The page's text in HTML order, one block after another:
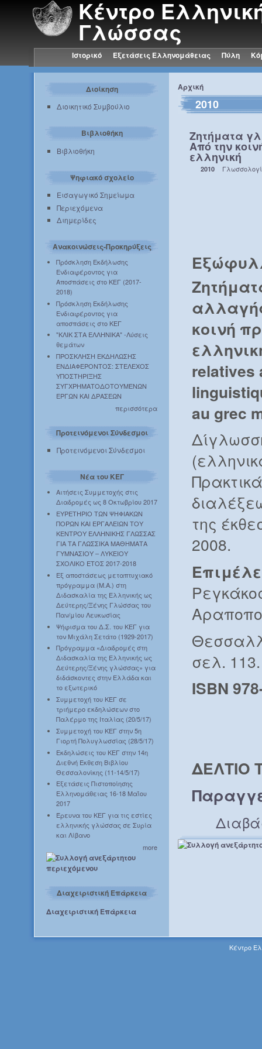
Κέντρο
Γλώσσας
Ιστορικό Εξετάσεις Ελληνομάθειας Πύλη
Διοίκηση
Διοικητικό Συμβούλιο
Βιβλιοθήκη
Βιβλιοθήκη
Ψηφιακό σχολείο
Εισαγωγικό Σημείωμα
Περιεχόμενα
Διημερίδες
Ανακοινώσεις-Προκηρύξεις
Πρόσκληση Εκδήλωσης
Ενδιαφέροντος για
Αποσπάσεις στο ΚΕΓ (2017-
2018)
Πρόσκληση Εκδήλωσης
Ενδιαφέροντος για
αποσπάσεις στο ΚΕΓ
"ΚΛΙΚ ΣΤΑ ΕΛΛΗΝΙΚΑ" -Λύσεις
θεμάτων
ΠΡΟΣΚΛΗΣΗ ΕΚΔΗΛΩΣΗΣ
ΕΝΔΙΑΦΕΡΟΝΤΟΣ: ΣΤΕΛΕΧΟΣ
ΥΠΟΣΤΗΡΙΞΗΣ
ΣΥΓΧΡΗΜΑΤΟΔΟΤΟΥΜΕΝΩΝ
ΕΡΓΩΝ ΚΑΙ ΔΡΑΣΕΩΝ
περισσότερα
Προτεινόμενοι Σύνδεσμοι
Προτεινόμενοι Σύνδεσμοι
Νέα του ΚΕΓ
Αιτήσεις Συμμετοχής στις
Διαδρομές ως 8 Οκτωβρίου 2017
ΕΥΡΕΤΗΡΙΟ ΤΩΝ ΨΗΦΙΑΚΩΝ
ΠΟΡΩΝ ΚΑΙ ΕΡΓΑΛΕΙΩΝ ΤΟΥ
ΚΕΝΤΡΟΥ ΕΛΛΗΝΙΚΗΣ ΓΛΩΣΣΑΣ
ΓΙΑ ΤΑ ΓΛΩΣΣΙΚΑ ΜΑΘΗΜΑΤΑ
ΓΥΜΝΑΣΙΟΥ – ΛΥΚΕΙΟΥ
ΣΧΟΛΙΚΟ ΕΤΟΣ 2017-2018
Εξ αποστάσεως μεταπτυχιακό
πρόγραμμα (Μ.Α.) στη
Διδασκαλία της Ελληνικής ως
Δεύτερης/Ξένης Γλώσσας του
Παν/μίου Λευκωσίας
Ψήφισμα του Δ.Σ. του ΚΕΓ για
τον Μιχάλη Σετάτο (1929-2017)
Πρόγραμμα «Διαδρομές στη
Διδασκαλία της Ελληνικής ως
Δεύτερης/Ξένης γλώσσας» για
διδάσκοντες στην Ελλάδα και
το εξωτερικό
Συμμετοχή του ΚΕΓ σε
τριήμερο εκδηλώσεων στο
Παλέρμο της Ιταλίας (20/5/17)
Συμμετοχή του ΚΕΓ στην 5η
Γιορτή Πολυγλωσσίας (28/5/17)
Εκδηλώσεις του ΚΕΓ στην 14η
Διεθνή Έκθεση Βιβλίου
Θεσσαλονίκης (11-14/5/17)
Εξετάσεις Πιστοποίησης
Ελληνομάθειας 16-18 Μαΐου
2017
Έρευνα του ΚΕΓ για τις εστίες
ελληνικής γλώσσας σε Συρία
και Λίβανο
more
Διαχειριστική Επάρκεια
Διαχειριστική Επάρκεια
Αρχική
2010
Ζητήματα
Από την
ελληνική
2010
κοινή
relatives
au grec
της
2008.
σελ. 113.
ISBN
ΔΕΛΤΙΟ
Κέντρο